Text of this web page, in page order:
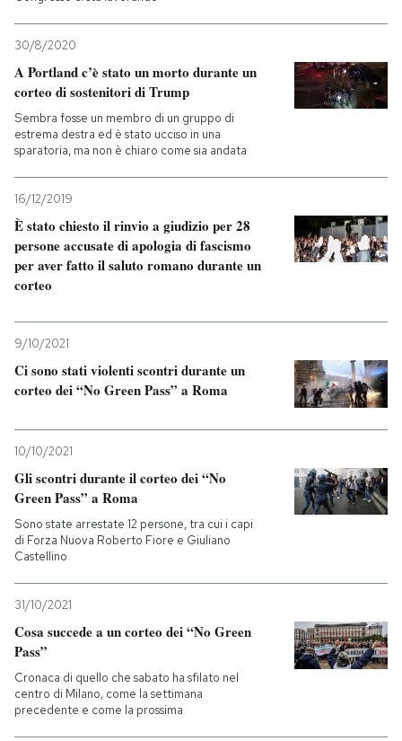
30/8/2020
A Portland c’è stato un morto durante un
corteo di sostenitori di Trump
Sembra fosse un membro di un gruppo di
estrema destra ed è stato ucciso in una
sparatoria, ma non è chiaro come sia andata
16/12/2019
È stato chiesto il rinvio a giudizio per 28
persone accusate di apologia di fascismo
per aver fatto il saluto romano durante un
corteo
9/10/2021
Ci sono stati violenti scontri durante un
corteo dei “No Green Pass” a Roma
10/10/2021
Gli scontri durante il corteo dei “No
Green Pass” a Roma
Sono state arrestate 12 persone, tra cui i capi
di Forza Nuova Roberto Fiore e Giuliano
Castellino
31/10/2021
Cosa succede a un corteo dei “No Green
Pass”
Cronaca di quello che sabato ha sfilato nel
centro di Milano, come la settimana
precedente e come la prossima